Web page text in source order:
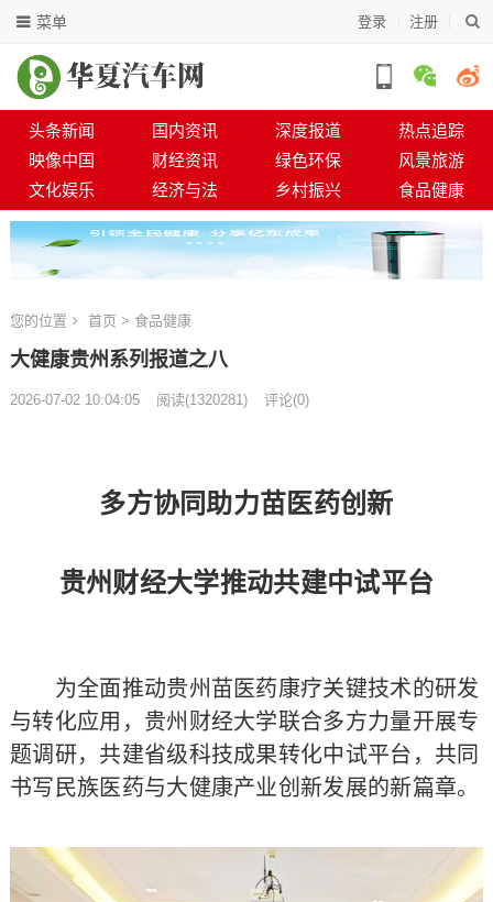
登录 注册
菜单
头条新闻 国内资讯 深度报道
热点追踪
映像中国
财经资讯 绿色环保
风景旅游
文化娱乐
经济与法 乡村振兴 食品健康
您的位置 首页 > 食品健康
大健康贵州系列报道之八
2026-07-02 10:04:05 阅读(1320281) 评论(0)
多方协同助力苗医药创新
贵州财经大学推动共建中试平台
为全面推动贵州苗医药康疗关键技术的研发
与转化应用，贵州财经大学联合多方力量开展专
题调研，共建省级科技成果转化中试平台，共同
书写民族医药与大健康产业创新发展的新篇章。